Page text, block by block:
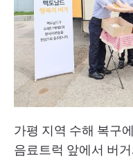
가평 지역 수해 복구
음료트럭 앞에서 버